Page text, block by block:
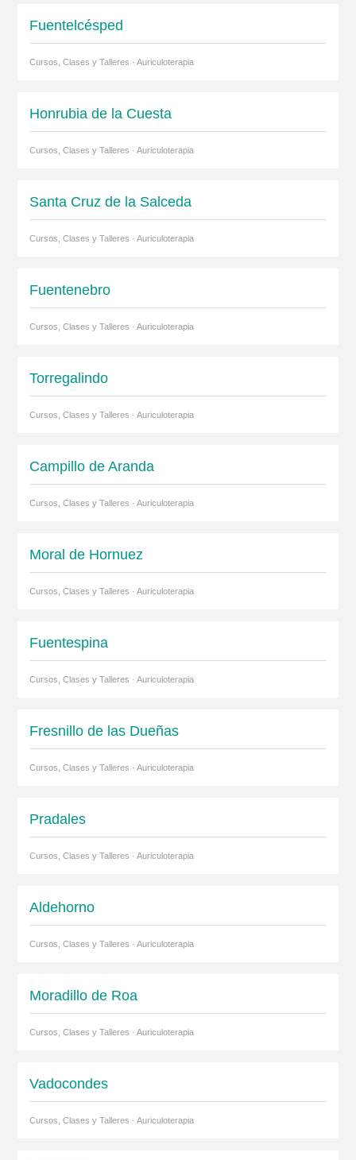
Fuentelcésped
Cursos, Clases y Talleres · Auriculoterapia
Honrubia de la Cuesta
Cursos, Clases y Talleres · Auriculoterapia
Santa Cruz de la Salceda
Cursos, Clases y Talleres · Auriculoterapia
Fuentenebro
Cursos, Clases y Talleres · Auriculoterapia
Torregalindo
Cursos, Clases y Talleres · Auriculoterapia
Campillo de Aranda
Cursos, Clases y Talleres · Auriculoterapia
Moral de Hornuez
Cursos, Clases y Talleres · Auriculoterapia
Fuentespina
Cursos, Clases y Talleres · Auriculoterapia
Fresnillo de las Dueñas
Cursos, Clases y Talleres · Auriculoterapia
Pradales
Cursos, Clases y Talleres · Auriculoterapia
Aldehorno
Cursos, Clases y Talleres · Auriculoterapia
Moradillo de Roa
Cursos, Clases y Talleres · Auriculoterapia
Vadocondes
Cursos, Clases y Talleres · Auriculoterapia